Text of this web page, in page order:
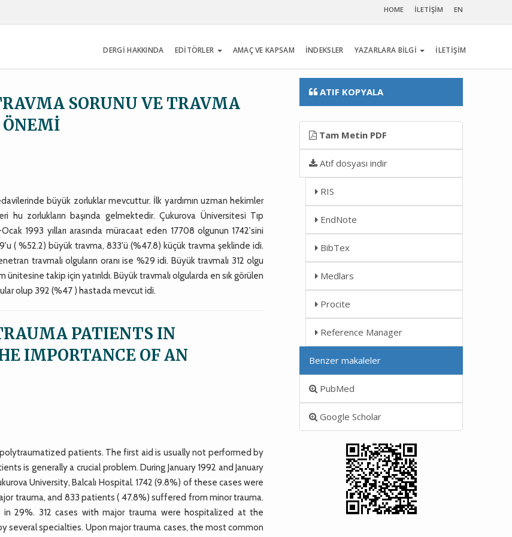
HOME İLETİŞİM EN
DERGİ HAKKINDA EDİTÖRLER AMAÇ VE KAPSAM İNDEKSLER YAZARLARA BİLGİ İLETİŞİM
SORUNU VE TRAVMA
büyük zorluklar mevcuttur. İlk yardımın uzman hekimler
hu zorlukların başında gelmektedir. Çukurova Üniversitesi Tıp
1993 yılları arasında müracaat eden 17708 olgunun 1742'sini
( %52.2) büyük travma, 833'ü (%47.8) küçük travma şeklinde idi.
travmalı olguların oranı ise %29 idi. Büyük travmalı 312 olgu
takip için yatırıldı. Büyük travmalı olgularda en sık görülen
olup 392 (%47 ) hastada mevcut idi.
PATIENTS IN
IMPORTANCE OF AN
patients. The first aid is usually not performed by
is generally a crucial problem. During January 1992 and January
University, Balcalı Hospital. 1742 (9.8%) of these cases were
trauma, and 833 patients ( 47.8%) suffered from minor trauma.
29%. 312 cases with major trauma were hospitalized at the
specialties. Upon major trauma cases, the most common
ATIF KOPYALA
Tam Metin PDF
Atıf dosyası indir
RIS
EndNote
BibTex
Medlars
Procite
Reference Manager
Benzer makaleler
PubMed
Google Scholar